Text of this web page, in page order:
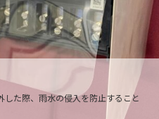
した際、雨水の侵入を防止すること